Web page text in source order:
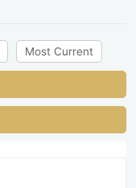
Most Current